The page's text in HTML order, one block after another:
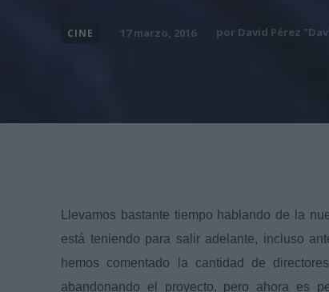
CINE 17 marzo, 2016 por David Pérez
Llevamos bastante tiempo hablando de la
está teniendo para salir adelante, incluso
hemos comentado la cantidad de
abandonando el proyecto, pero ahora es